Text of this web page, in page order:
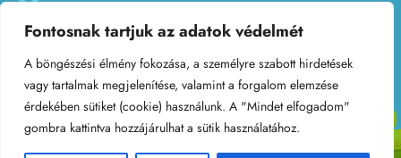
Fontosnak tartjuk az adatok védelmét
A böngészési élmény fokozása, a személyre szabott hirdetések
vagy tartalmak megjelenítése, valamint a forgalom elemzése
érdekében sütiket (cookie) használunk. A "Mindet elfogadom"
gombra kattintva hozzájárulhat a sütik használatához.
bobitaovoda32@gmail.com
+36 (1) 321-3675